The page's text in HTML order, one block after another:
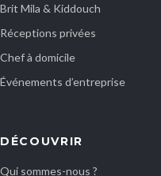
Brit Mila & Kiddouch
Réceptions privées
Chef à domicile
Événements d’entreprise
DÉCOUVRIR
Qui sommes-nous ?